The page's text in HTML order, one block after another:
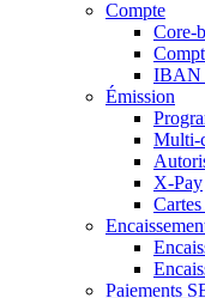
Compte
Core-
IBAN
Émission
Multi-
X-Pay
Paiements